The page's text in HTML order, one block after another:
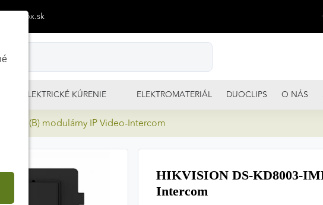
ELEKTRICKÉ KÚRENIE ELEKTROMATERIÁL DUOCLIPS O NÁS
IME1(B) modulárny IP Video-Intercom
HIKVISION DS-KD8003-
Intercom